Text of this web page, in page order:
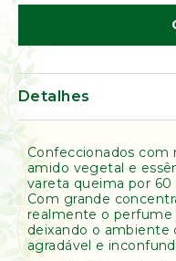
Kumbaya
Detalhes
Confeccionados
amido vegetal e
vareta queima por
Com grande
realmente o perfume
deixando o
agradável e